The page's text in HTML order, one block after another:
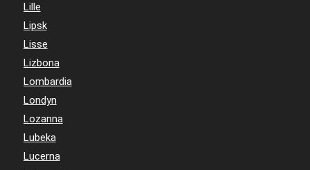
Lille
Lipsk
Lisse
Lizbona
Lombardia
Londyn
Lozanna
Lubeka
Lucerna